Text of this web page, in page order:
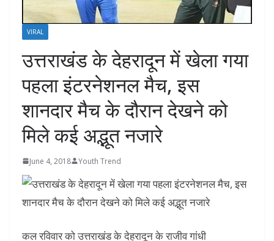
VIRAL
उत्तराखंड के देहरादून में खेला गया
पहला इंटरनेशनल मैच, इस
शानदार मैच के दौरान देखने को
मिले कई अद्भूत नजारे
June 4, 2018 Youth Trend
कल रविवार को उत्तराखंड के देहरादून के राजीव गांधी